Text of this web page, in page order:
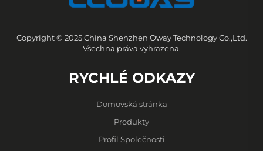
Copyright © 2025 China Shenzhen Oway Technology Co.,Ltd.
Všechna práva vyhrazena.
RYCHLÉ ODKAZY
Domovská stránka
Produkty
Profil Společnosti